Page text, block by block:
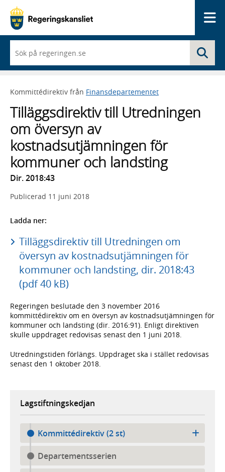
du
börjar
skriva
framträder
lista
med
sökförslag
Kommittédirektiv från Finansdepartementet
Tilläggsdirektiv till Utredningen
om översyn av
kostnadsutjämningen för
kommuner och landsting
Dir. 2018:43
Publicerad 11 juni 2018
Ladda ner:
Tilläggsdirektiv till Utredningen om
översyn av kostnadsutjämningen för
kommuner och landsting, dir. 2018:43
(pdf 40 kB)
Regeringen beslutade den 3 november 2016
kommittédirektiv om en översyn av kostnadsutjämningen för
kommuner och landsting (dir. 2016:91). Enligt direktiven
skulle uppdraget redovisas senast den 1 juni 2018.
Utredningstiden förlängs. Uppdraget ska i stället redovisas
senast den 1 oktober 2018.
Lagstiftningskedjan
Kommittédirektiv (2 st)
Departementsserien